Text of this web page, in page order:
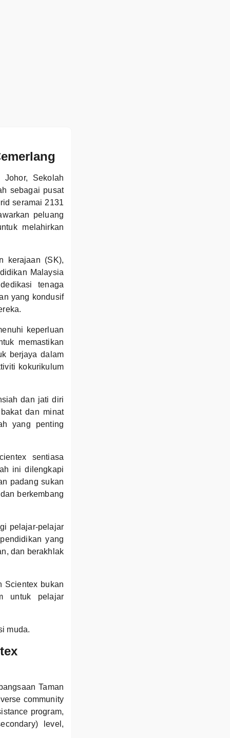
Sekolah
sebagai pusat
seramai 2131
peluang
melahirkan
kerajaan (SK),
Malaysia
tenaga
yang kondusif
keperluan
memastikan
berjaya dalam
kokurikulum
dan jati diri
dan minat
yang penting
sentiasa
ini dilengkapi
padang sukan
berkembang
pelajar-pelajar
yang
dan berakhlak
Scientex bukan
untuk pelajar
muda.
Taman
community
program,
level,